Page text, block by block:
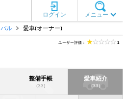
メニュー
ログイン
パル 愛車(オーナー)
ユーザー評価： 1
整備手帳
(33)
愛車紹介
(33)